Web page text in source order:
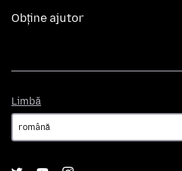
Obține ajutor
Limbă